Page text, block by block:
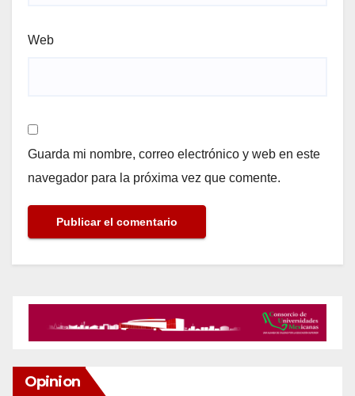
Web
Guarda mi nombre, correo electrónico y web en este
navegador para la próxima vez que comente.
Opinion